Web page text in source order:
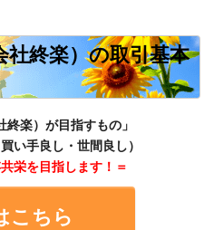
終楽）の取引基本
終楽）が目指すもの」
い手良し・世間良し）
栄を目指します！＝
こちら